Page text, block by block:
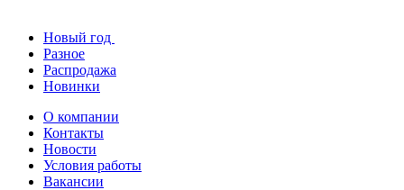
Новый год
Разное
Распродажа
Новинки
О компании
Контакты
Новости
Условия работы
Вакансии